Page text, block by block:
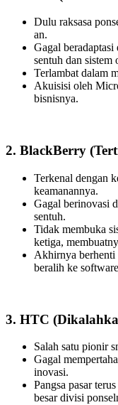
Dulu raksasa
an.
Gagal beradaptasi
sentuh dan
Terlambat dalam
Akuisisi oleh
bisnisnya.
2. BlackBerry
Terkenal dengan
keamanannya.
Gagal berinovasi
sentuh.
Tidak membuka
ketiga,
Akhirnya berhenti
beralih ke
3. HTC
Salah satu pionir
Gagal
inovasi.
Pangsa pasar
besar divisi